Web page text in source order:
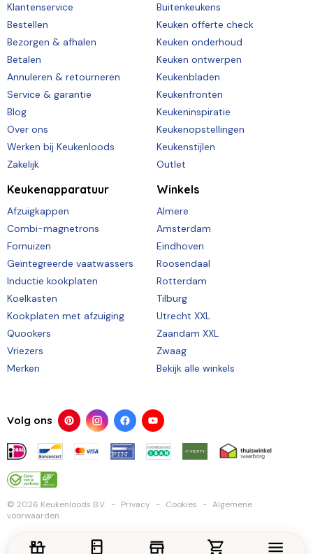
Klantenservice
Bestellen
Bezorgen & afhalen
Betalen
Annuleren & retourneren
Service & garantie
Blog
Over ons
Werken bij Keukenloods
Zakelijk
Buitenkeukens
Keuken offerte check
Keuken onderhoud
Keuken ontwerpen
Keukenbladen
Keukenfronten
Keukeninspiratie
Keukenopstellingen
Keukenstijlen
Outlet
Keukenapparatuur
Afzuigkappen
Combi-magnetrons
Fornuizen
Geïntegreerde vaatwassers
Inductie kookplaten
Koelkasten
Kookplaten met afzuiging
Quookers
Vriezers
Merken
Winkels
Almere
Amsterdam
Eindhoven
Roosendaal
Rotterdam
Tilburg
Utrecht XXL
Zaandam XXL
Zwaag
Bekijk alle winkels
Volg ons
© 2026 Keukenloods B.V. Privacy Cookies
Algemene
voorwaarden